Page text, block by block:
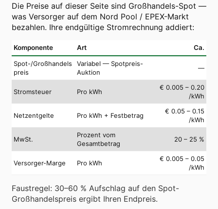
Die Preise auf dieser Seite sind Großhandels-Spot —
was Versorger auf dem Nord Pool / EPEX-Markt
bezahlen. Ihre endgültige Stromrechnung addiert:
Komponente Art Ca.
Spot-/Großhandels
preis
Variabel — Spotpreis-
Auktion
—
Stromsteuer Pro kWh
€ 0.005 – 0.20
/kWh
Netzentgelte Pro kWh + Festbetrag
€ 0.05 – 0.15
/kWh
MwSt.
Prozent vom
Gesamtbetrag
20 – 25 %
Versorger-Marge Pro kWh
€ 0.005 – 0.05
/kWh
Faustregel: 30–60 % Aufschlag auf den Spot-
Großhandelspreis ergibt Ihren Endpreis.